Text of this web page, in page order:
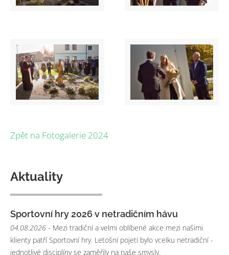
Zpět na Fotogalerie 2024
Aktuality
Sportovní hry 2026 v netradičním hávu
04.08.2026 - Mezi tradiční a velmi oblíbené akce mezi našimi
klienty patří Sportovní hry. Letošní pojetí bylo vcelku netradiční -
jednotlivé disciplíny se zaměřily na naše smysly.